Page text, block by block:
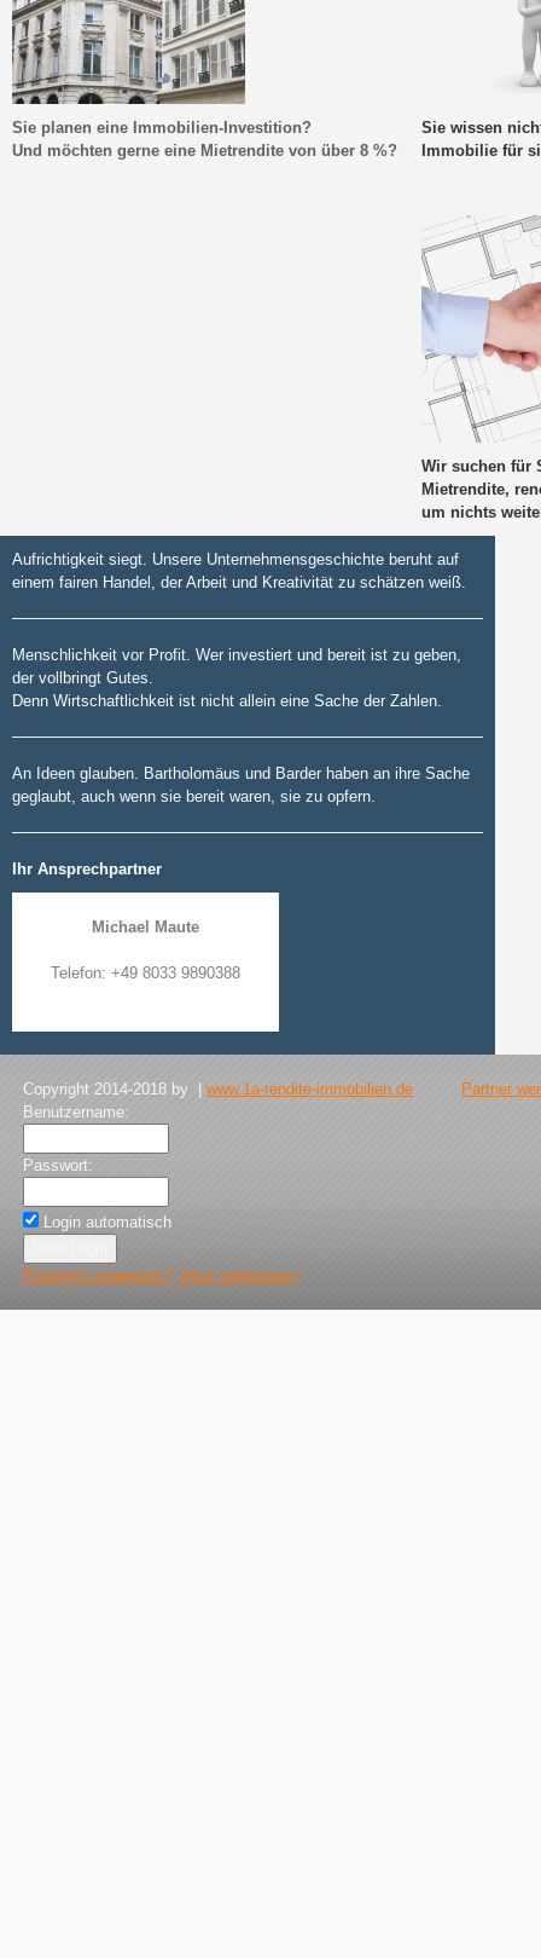
Sie planen eine Immobilien-Investition?
Und möchten gerne eine Mietrendite von über 8 %?
Sie wissen
Immobilie für
Wir suchen für
Mietrendite,
um nichts
Aufrichtigkeit siegt. Unsere Unternehmensgeschichte beruht auf
einem fairen Handel, der Arbeit und Kreativität zu schätzen weiß.
Menschlichkeit vor Profit. Wer investiert und bereit ist zu geben,
der vollbringt Gutes.
Denn Wirtschaftlichkeit ist nicht allein eine Sache der Zahlen.
An Ideen glauben. Bartholomäus und Barder haben an ihre Sache
geglaubt, auch wenn sie bereit waren, sie zu opfern.
Ihr Ansprechpartner
Michael Maute
Telefon: +49 8033 9890388
Copyright 2014-2018 by | www.1a-rendite-immobilien.de
Partner
Benutzername:
Passwort:
Login automatisch
Passwort vergessen? Jetzt registrieren!